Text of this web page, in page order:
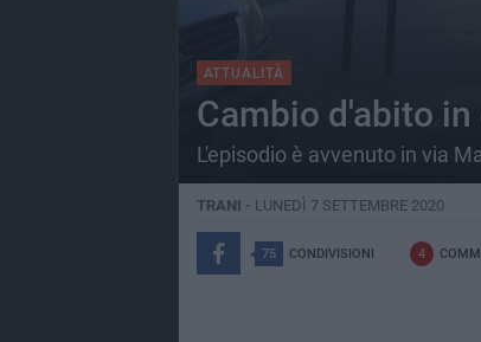
ATTUALITÀ
Cambio d'abito
L'episodio è avvenuto in via
TRANI - LUNEDÌ 7 SETTEMBRE 2020
75 CONDIVISIONI 4